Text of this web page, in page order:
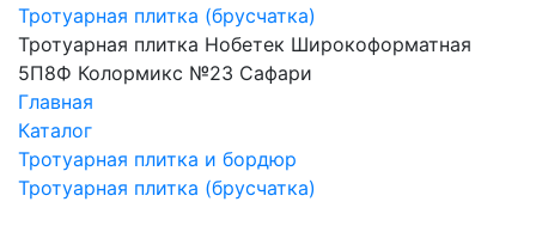
Тротуарная плитка (брусчатка)
Тротуарная плитка Нобетек Широкоформатная
5П8Ф Колормикс №23 Сафари
Главная
Каталог
Тротуарная плитка и бордюр
Тротуарная плитка (брусчатка)